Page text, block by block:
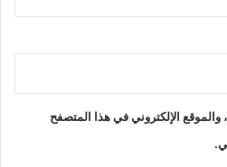
الإلكتروني في هذا المتصفح